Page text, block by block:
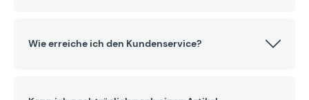
Wie erreiche ich den Kundenservice?